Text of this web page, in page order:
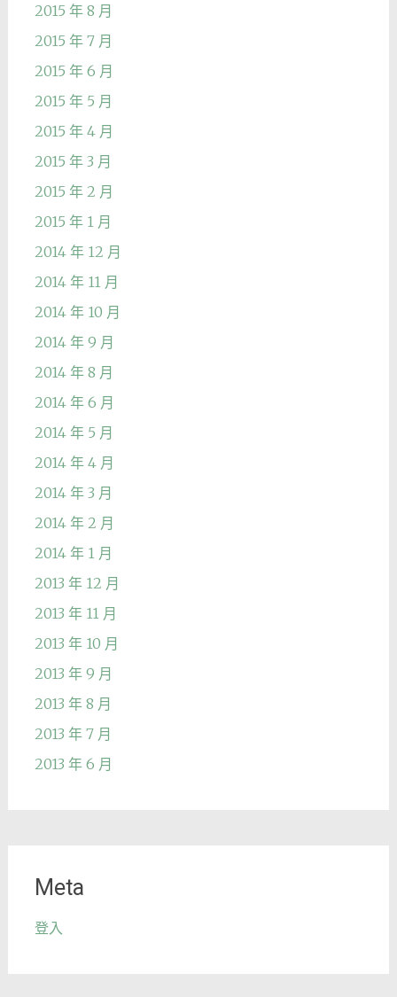
2015 年 8 月
2015 年 7 月
2015 年 6 月
2015 年 5 月
2015 年 4 月
2015 年 3 月
2015 年 2 月
2015 年 1 月
2014 年 12 月
2014 年 11 月
2014 年 10 月
2014 年 9 月
2014 年 8 月
2014 年 6 月
2014 年 5 月
2014 年 4 月
2014 年 3 月
2014 年 2 月
2014 年 1 月
2013 年 12 月
2013 年 11 月
2013 年 10 月
2013 年 9 月
2013 年 8 月
2013 年 7 月
2013 年 6 月
Meta
登入